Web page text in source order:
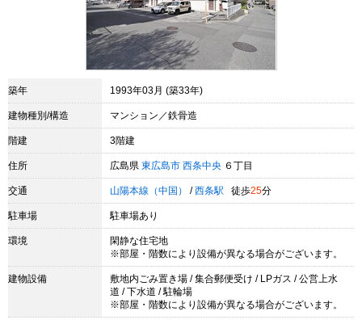
築年 1993年03月 (築33年)
建物種別/構造 マンション／鉄骨造
階建 3階建
住所 広島県 東広島市 西条中央 ６丁目
交通 山陽本線（中国） / 西条駅 徒歩25分
駐車場 駐車場あり
環境
閑静な住宅地
※部屋・階数により設備が異なる場合がございます。
建物設備
敷地内ごみ置き場 / 集合郵便受け / LPガス / 公営上水
道 / 下水道 / 駐輪場
※部屋・階数により設備が異なる場合がございます。